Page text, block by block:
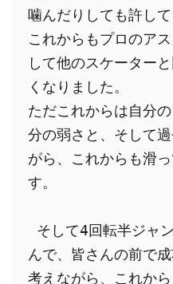
噛んだりしても許して
これからもプロのア
して他のスケーター
くなりました。
ただこれからは自分
分の弱さと、そして
がら、これからも滑
す。
んで、皆さんの前で
考えながら、これか